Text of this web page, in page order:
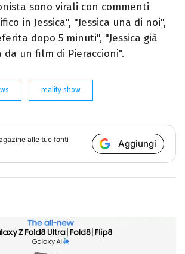
sono virali con commenti
in Jessica", "Jessica una di noi",
dopo 5 minuti", "Jessica già
un film di Pieraccioni".
reality show
alle tue fonti
Aggiungi